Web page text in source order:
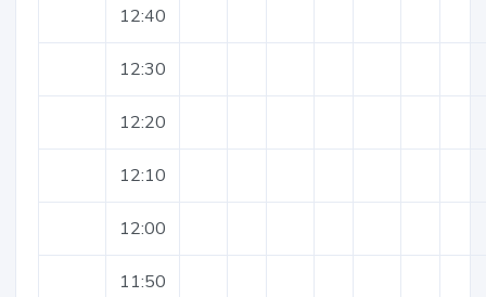
12:40
12:30
12:20
12:10
12:00
11:50